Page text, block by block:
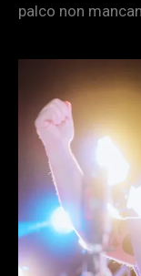
palco non